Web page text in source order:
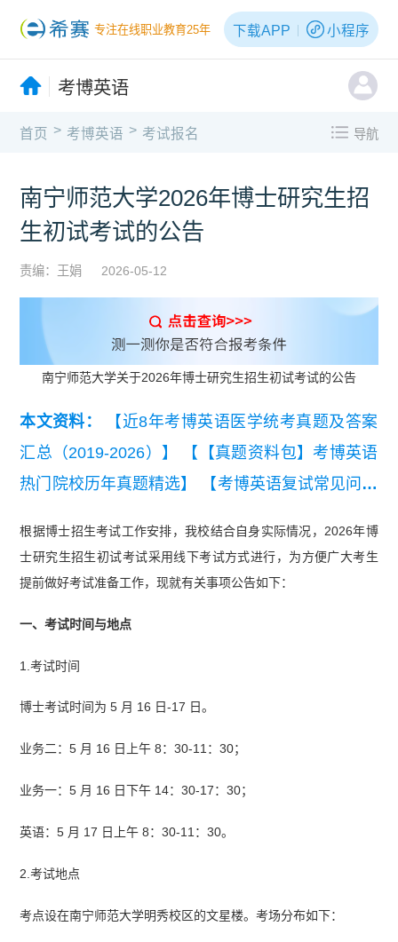
专注在线职业教育25年 下载APP 小程序
考博英语
首页 > 考博英语 > 考试报名 导航
南宁师范大学2026年博士研究生招
生初试考试的公告
责编：王娟 2026-05-12
南宁师范大学关于2026年博士研究生招生初试考试的公告
本文资料：
【近8年考博英语医学统考真题及答案
汇总（2019-2026）】
【【真题资料包】考博英语
热门院校历年真题精选】
【考博英语复试常见问题
英语高频词】
根据博士招生考试工作安排，我校结合自身实际情况，2026年博
士研究生招生初试考试采用线下考试方式进行，为方便广大考生
提前做好考试准备工作，现就有关事项公告如下：
一、考试时间与地点
1.考试时间
博士考试时间为 5 月 16 日-17 日。
业务二：5 月 16 日上午 8：30-11：30；
业务一：5 月 16 日下午 14：30-17：30；
英语：5 月 17 日上午 8：30-11：30。
2.考试地点
考点设在南宁师范大学明秀校区的文星楼。考场分布如下：